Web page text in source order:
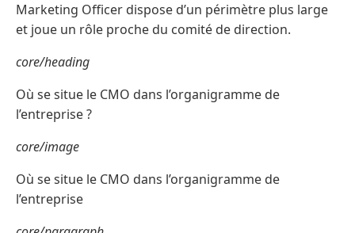
Marketing Officer dispose d’un périmètre plus large
et joue un rôle proche du comité de direction.
core/heading
Où se situe le CMO dans l’organigramme de
l’entreprise ?
core/image
Où se situe le CMO dans l’organigramme de
l’entreprise